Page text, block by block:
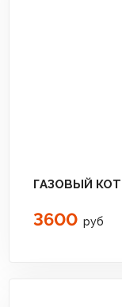
ГАЗОВЫЙ
3600 руб